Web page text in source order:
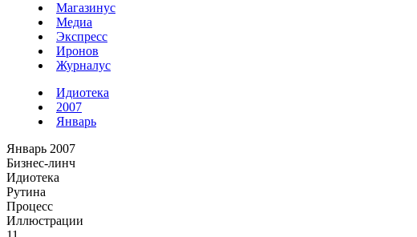
Магазинус
Медиа
Экспресс
Иронов
Журналус
Идиотека
2007
Январь
Январь 2007
Бизнес-линч
Идиотека
Рутина
Процесс
Иллюстрации